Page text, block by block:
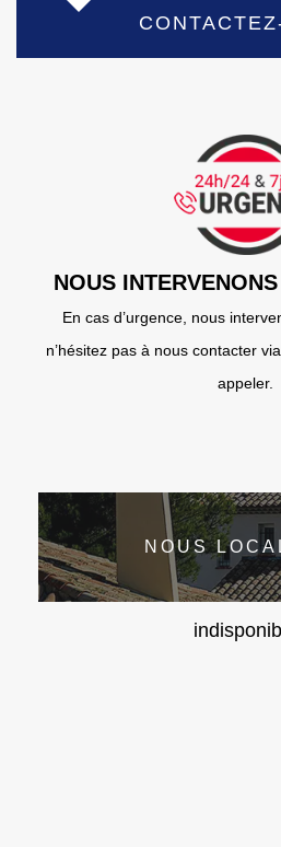
NOUS
En cas d’urgence, nous
n’hésitez pas à nous contacter
appeler.
NOUS